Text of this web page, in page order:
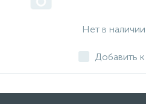
Нет в наличии
Добавить